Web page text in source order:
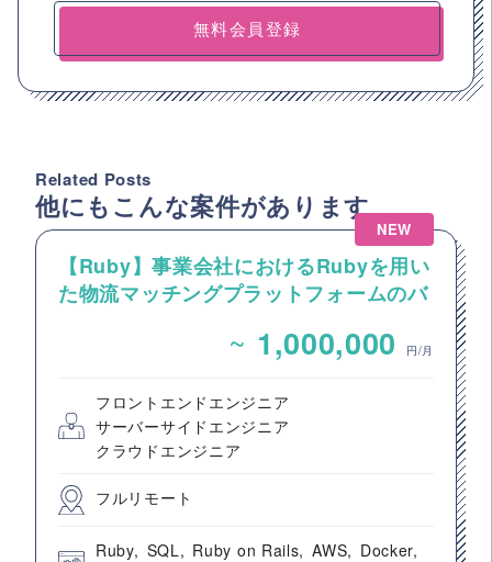
無料会員登録
Related Posts
他にもこんな案件があります
NEW
【Ruby】事業会社におけるRubyを用い
た物流マッチングプラットフォームのバ
~ 1,000,000 円/月
フロントエンドエンジニア
サーバーサイドエンジニア
クラウドエンジニア
フルリモート
Ruby SQL Ruby on Rails AWS Docker